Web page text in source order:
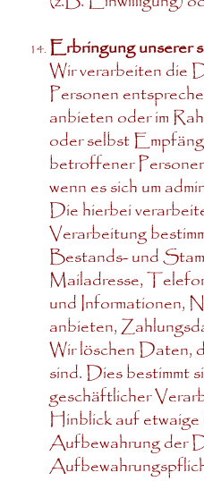
Erbringung unserer
Wir verarbeiten die
Personen
anbieten oder im
oder selbst
betroffener
wenn es sich um
Die hierbei
Verarbeitung
Bestands- und
Mailadresse,
und Informationen,
anbieten,
Wir löschen Daten,
sind. Dies bestimmt
geschäftlicher
Hinblick auf
Aufbewahrung der